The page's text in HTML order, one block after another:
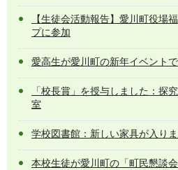
【生徒会活動報告】愛川町役場
プに参加
愛高生が愛川町の新年イベントで
「校長賞」を授与しました：探
室
学校図書館：新しい家具が入り
本校生徒が愛川町の「町民懇談